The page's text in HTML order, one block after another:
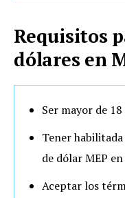
Requisitos
dólares en
Ser mayor de
Tener
de dólar MEP
Aceptar los